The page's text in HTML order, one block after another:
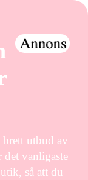
utbud av
det vanligaste
så att du